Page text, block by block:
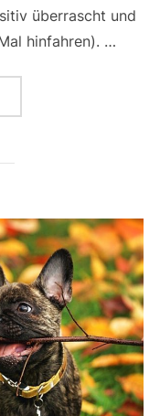
überrascht und
hinfahren). …
OASIS PARK AUF